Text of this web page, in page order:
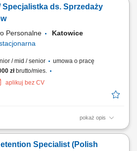
raportów, obsługa reklamacji oraz
bieżących spraw, przygotowywanie
Specjalistka ds. Sprzedaży
Personalne
Katowice
/ mid / senior
umowa o pracę
złbrutto/mies.
aplikuj bez CV
pokaż opis
sprzedaży nowych samochodów
klientów. Badanie potrzeb klienta i
Specialist (Polish